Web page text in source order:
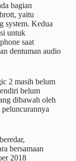
bagian
yaitu
system. Kedua
untuk
saat
dentuman audio
2 masih belum
belum
dibawah oleh
bersamaan
2018